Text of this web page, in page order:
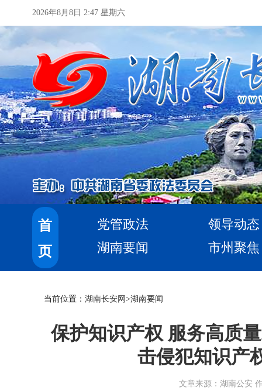
2026年8月8日 2:47 星期六
首
页
党管政法
领导动态
湖南要闻
市州聚焦
当前位置： 湖南长安网 >湖南要闻
保护知识产权 服务高质
击侵犯知识产
文章来源：湖南公安